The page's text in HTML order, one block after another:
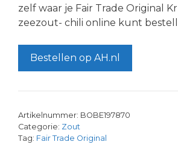
zelf waar je Fair Trade Original
zeezout- chili online kunt
Bestellen op AH.nl
Artikelnummer: BOBE197870
Categorie: Zout
Tag: Fair Trade Original